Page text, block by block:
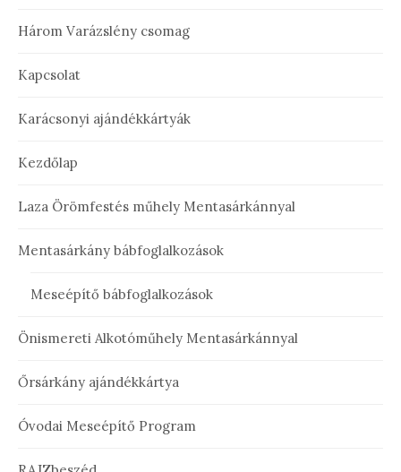
Három Varázslény csomag
Kapcsolat
Karácsonyi ajándékkártyák
Kezdőlap
Laza Örömfestés műhely Mentasárkánnyal
Mentasárkány bábfoglalkozások
Meseépítő bábfoglalkozások
Önismereti Alkotóműhely Mentasárkánnyal
Őrsárkány ajándékkártya
Óvodai Meseépítő Program